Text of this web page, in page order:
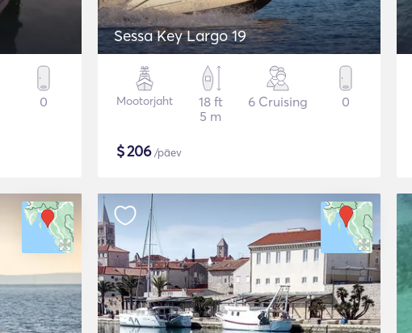
0
Sessa Key Largo 19
Mootorjaht
18 ft
5 m
6 Cruising 0
$206/päev